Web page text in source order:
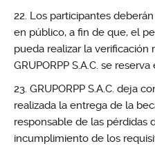
Los participantes
en público, a fin de que, el
pueda realizar la verificación
GRUPORPP S.A.C. se
GRUPORPP S.A.C. deja
realizada la entrega de la
responsable de las pérdidas
incumplimiento de los